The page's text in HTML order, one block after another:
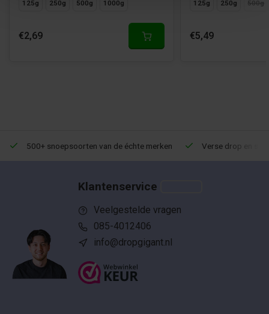
125g
250g 500g 1000g
€2,69
125g
250g 500g
€5,49
500+ snoepsoorten van de échte merken Verse drop en
Klantenservice
Veelgestelde vragen
085-4012406
info@dropgigant.nl